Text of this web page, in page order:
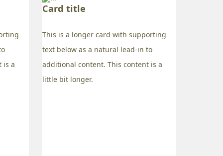
is a
Card title
This is a longer card with supporting
text below as a natural lead-in to
additional content. This content is a
little bit longer.